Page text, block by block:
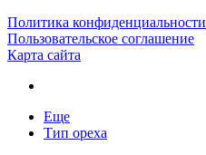
Политика конфиденциальности
Пользовательское соглашение
Карта сайта
Еще
Тип ореха